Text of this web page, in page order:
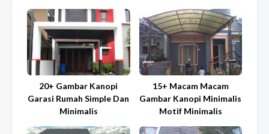
20+ Gambar Kanopi
Garasi Rumah Simple Dan
Minimalis
15+ Macam Macam
Gambar Kanopi Minimalis
Motif Minimalis